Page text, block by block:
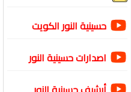
حسينية النور الكويت
اصدارات حسينية النور